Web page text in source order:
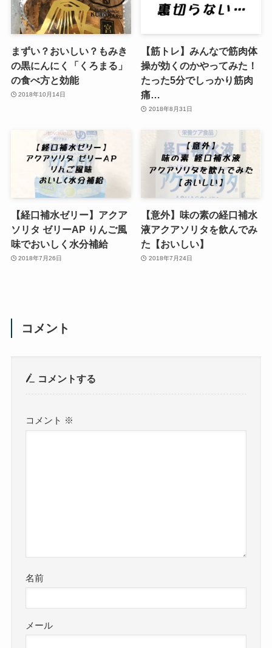
まずい？おいしい？もみき
の黒にんにく「くろまる」
の食べ方と効能
2018年10月14日
【筋トレ】みんなで筋肉体
操が効くのかやってみた！
たった5分でしっかり筋肉
痛…
2018年8月31日
【経口補水ゼリー】アクア
ソリタ ゼリーAP りんご風
味でおいしく水分補給
2018年7月26日
【意外】味の素の経口補水
液アクアソリタを飲んでみ
た【おいしい】
2018年7月24日
コメント
コメントする
コメント ※
名前
メール